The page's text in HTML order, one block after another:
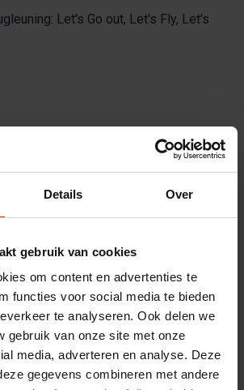
Details Over
gebruik van cookies
om content en advertenties te
functies voor social media te bieden
te analyseren. Ook delen we
gebruik van onze site met onze
media, adverteren en analyse. Deze
gegevens combineren met andere
Let's Go out, Let's Fly, Let's
*
aan winkelwagen